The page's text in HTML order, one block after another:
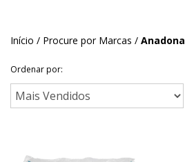
Início / Procure por Marcas / Anadona
Ordenar por: